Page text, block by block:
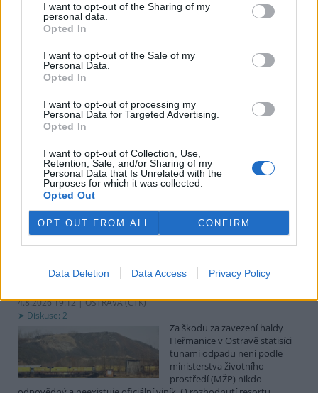
I want to opt-out of the Sharing of my
personal data.
Opted In
I want to opt-out of the Sale of my
Personal Data.
Opted In
I want to opt-out of processing my
Personal Data for Targeted Advertising.
Opted In
I want to opt-out of Collection, Use,
Retention, Sale, and/or Sharing of my
Personal Data that Is Unrelated with the
Purposes for which it was collected.
Opted Out
OPT OUT FROM ALL CONFIRM
Data Deletion Data Access Privacy Policy
využití peněz a že chce ohledně výše podpory jednat přímo s
obcemi v okolí těžební oblasti. Červeného krok překvapil, postup
společnosti sleduje se znepokojením. Společnost patří do
5.8.2026 01:12 | ŘÍM (ČTK)
Diskuse: 2
měňavými krovkami, jejichž
původní domovinou je
Japonsko, se stávají čím dál
sadech a vinicích a zanechávají za sebou listy s vykousanými
mřížkami, což oslabuje rostliny a snižuje úrodu, napsala agentura
AP.
Ministerstvo v kauze haldy Heřmanice rozhodlo, že
4.8.2026 19:12 | OSTRAVA (ČTK)
Diskuse: 2
Za škodu za zavezení haldy
Heřmanice v Ostravě statisíci
tunami odpadu není podle
ministerstva životního
prostředí (MŽP) nikdo